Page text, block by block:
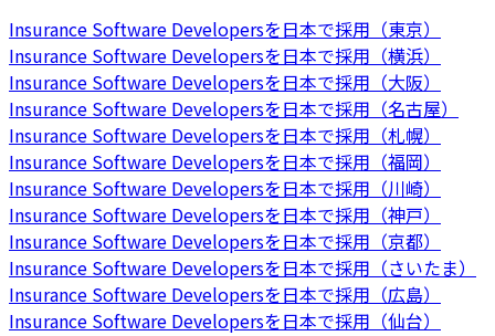
Insurance Software Developersを日本で採用（東京）
Insurance Software Developersを日本で採用（横浜）
Insurance Software Developersを日本で採用（大阪）
Insurance Software Developersを日本で採用（名古屋）
Insurance Software Developersを日本で採用（札幌）
Insurance Software Developersを日本で採用（福岡）
Insurance Software Developersを日本で採用（川崎）
Insurance Software Developersを日本で採用（神戸）
Insurance Software Developersを日本で採用（京都）
Insurance Software Developersを日本で採用（さいたま）
Insurance Software Developersを日本で採用（広島）
Insurance Software Developersを日本で採用（仙台）